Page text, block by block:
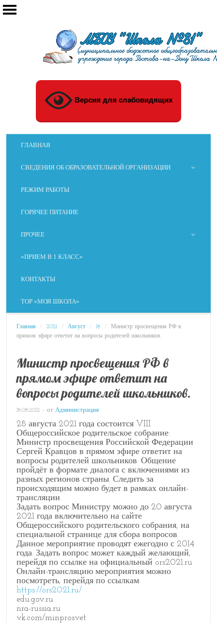
Версия для слабовидящих
ГЛАВНАЯ
СВЕДЕНИЯ ОБ ОБРАЗОВАТЕЛЬНОЙ ОРГАНИЗАЦИИ
РЕЖИМ РАБОТЫ
ГОРЯЧЕЕ ПИТАНИЕ
ПРОЧЕЕ
«ПРИЕМ В 1 КЛАСС»
КОНТАКТЫ
ТОР «МОЯ ШКОЛА»
Главная / 2021 / Август / 18 /
Министр просвещения РФ в
прямом эфире ответит на вопросы родителей школьников.
Министр просвещения РФ в
прямом эфире ответит на
вопросы родителей школьников.
18.08.2021 – отАдминистрация
28 августа 2021 года состоится VIII
Общероссийское родительское собрание:
Министр просвещения Российской Федерации
Сергей Кравцов в прямом эфире ответит на
вопросы родителей школьников. Общение
пройдёт в формате диалога с включениями из
разных регионов страны. Следить за
происходящим можно будет в рамках онлайн-
трансляции.
Задать вопрос Министру можно до 20 августа
2021 года включительно на сайте
Общероссийского родительского собрания, на
специальной странице для сбора вопросов.
Данное мероприятие проводят ежегодно с 2014
года. Задать вопрос может каждый желающий,
перейдя по ссылке на официальный ors2021.ru
Онлайн-трансляцию мероприятия можно
посмотреть, перейдя по ссылкам:
https://ors2021.ru/
edu.gov.ru
nra-russia.ru
vk.com/minprosvet